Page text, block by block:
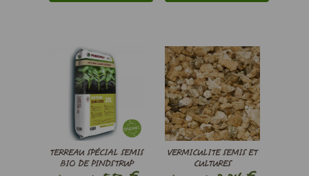
TERREAU SPÉCIAL SEMIS
BIO DE PINDSTRUP
VERMICULITE SEMIS ET
CULTURES